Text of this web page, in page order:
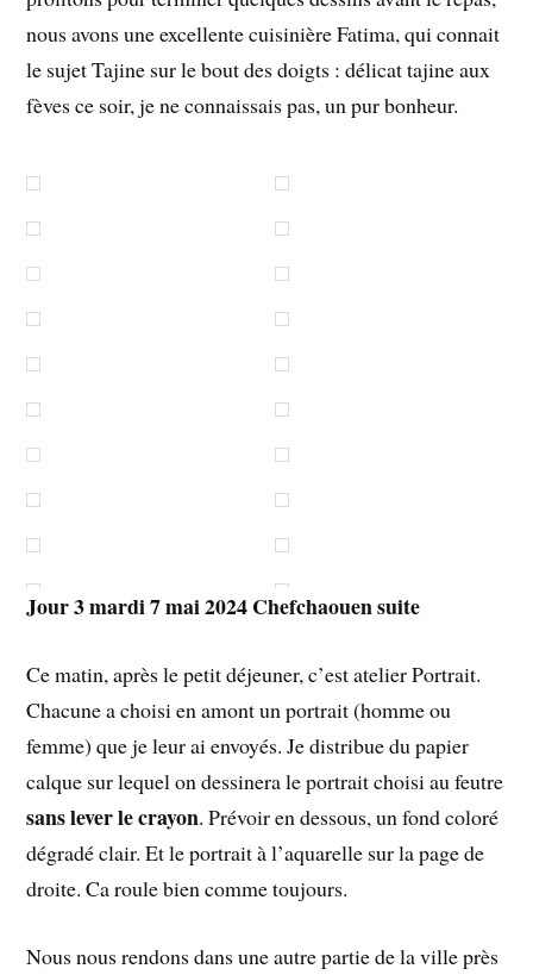
nous avons une excellente cuisinière Fatima, qui connait
le sujet Tajine sur le bout des doigts : délicat tajine aux
fèves ce soir, je ne connaissais pas, un pur bonheur.
Jour 3 mardi 7 mai 2024Chefchaouen suite
Ce matin, après le petit déjeuner, c’est atelier Portrait.
Chacune a choisi en amont un portrait (homme ou
femme) que je leur ai envoyés. Je distribue du papier
calque sur lequel on dessinera le portrait choisi au feutre
sans lever le crayon. Prévoir en dessous, un fond coloré
dégradé clair. Et le portrait à l’aquarelle sur la page de
droite. Ca roule bien comme toujours.
Nous nous rendons dans une autre partie de la ville près